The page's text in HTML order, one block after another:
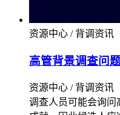
资源中心 / 背调资讯
高管背景调查问
资源中心 / 背调资讯
调查人员可能会询问